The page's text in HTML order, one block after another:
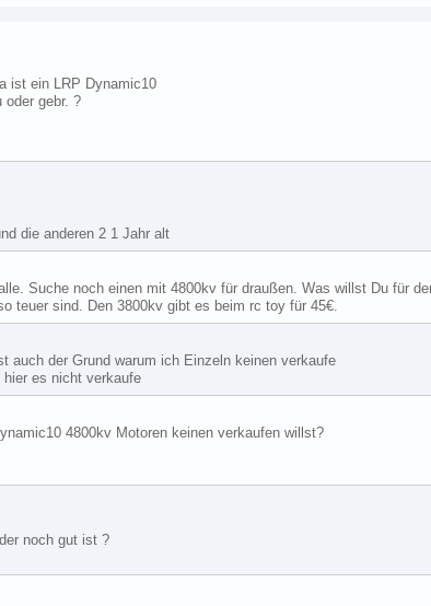
ist ein LRP Dynamic10
oder gebr. ?
die anderen 2 1 Jahr alt
Suche noch einen mit 4800kv für draußen. Was willst Du für
teuer sind. Den 3800kv gibt es beim rc toy für 45€.
auch der Grund warum ich Einzeln keinen verkaufe
es nicht verkaufe
4800kv Motoren keinen verkaufen willst?
noch gut ist ?